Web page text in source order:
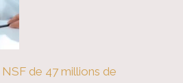
de 47 millions de